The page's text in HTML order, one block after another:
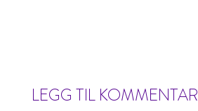
LEGG TIL KOMMENTAR